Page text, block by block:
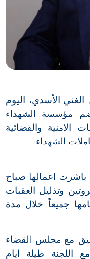
الأسدي، اليوم
مؤسسة الشهداء
الامنية والقضائية
الشهداء.
باشرت اعمالها صباح
وتذليل العقبات
جميعاً خلال مدة
مع مجلس القضاء
طيلة ايام